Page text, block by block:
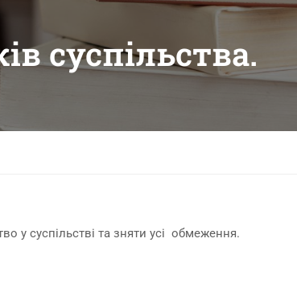
суспільства.
у суспільстві та зняти усі обмеження.